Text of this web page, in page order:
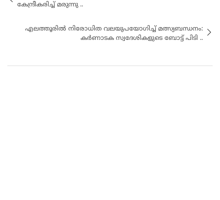
കേന്ദ്രീകരിച്ച് മരുന്നു ..
എലത്തൂരിൽ നിരോധിത വലയുപയോഗിച്ച് മത്സ്യബന്ധനം:
കർണാടക സ്വദേശികളുടെ ബോട്ട് പിടി ..